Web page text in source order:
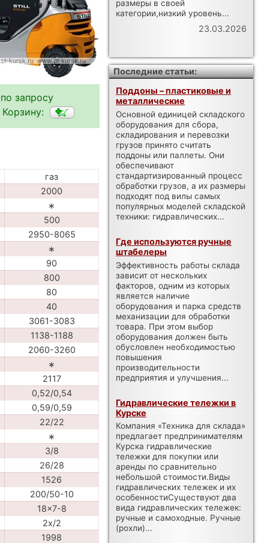
запросу
газ
2000
∗
500
2950-8065
∗
90
800
80
40
3061-3083
1138-1188
2060-3260
∗
2117
0,52/0,54
0,59/0,59
22/22
∗
3/8
26/28
1526
200/50-10
18x7-8
2x/2
1998
размеры в своей
категории,низкий уровень...
23.03.2026
Последние статьи:
Поддоны – пластиковые и
металлические
Основной единицей складского
оборудования для сбора,
складирования и перевозки
грузов принято считать
поддоны или паллеты. Они
обеспечивают
стандартизированный процесс
обработки грузов, а их размеры
подходят под вилы самых
популярных моделей складской
техники: гидравлических...
Где используются ручные
штабелеры
Эффективность работы склада
зависит от нескольких
факторов, одним из которых
является наличие
оборудования и парка средств
механизации для обработки
товара. При этом выбор
оборудования должен быть
обусловлен необходимостью
повышения
производительности
предприятия и улучшения...
Гидравлические тележки в
Курске
Компания «Техника для склада»
предлагает предпринимателям
Курска гидравлические
тележки для покупки или
аренды по сравнительно
небольшой стоимости.Виды
гидравлических тележек и их
особенностиСуществуют два
вида гидравлических тележек:
ручные и самоходные. Ручные
(рохли)...